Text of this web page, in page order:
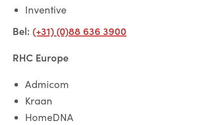
Inventive
Bel: (+31) (0)88 636 3900
RHC Europe
Admicom
Kraan
HomeDNA